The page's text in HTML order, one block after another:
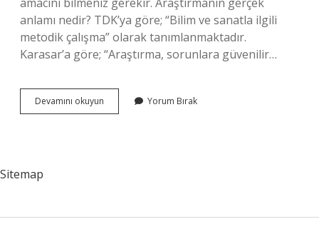
anlamı nedir? TDK’ya göre; “Bilim ve sanatla ilgili
metodik çalışma” olarak tanımlanmaktadır.
Karasar’a göre; “Araştırma, sorunlara güvenilir…
Devamını okuyun Araştırma
Nedir
Yorum Bırak
Sitemap